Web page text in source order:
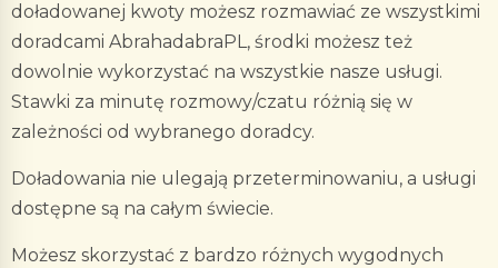
doładowanej kwoty możesz rozmawiać ze wszystkimi
doradcami AbrahadabraPL, środki możesz też
dowolnie wykorzystać na wszystkie nasze usługi.
Stawki za minutę rozmowy/czatu różnią się w
zależności od wybranego doradcy.
Doładowania nie ulegają przeterminowaniu, a usługi
dostępne są na całym świecie.
Możesz skorzystać z bardzo różnych wygodnych